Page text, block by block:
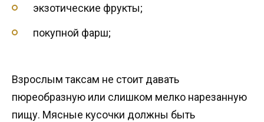
экзотические фрукты;
покупной фарш;
Взрослым таксам не стоит давать
пюреобразную или слишком мелко нарезанную
пищу. Мясные кусочки должны быть